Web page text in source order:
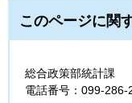
このページに関
総合政策部統計課
電話番号：099-286-